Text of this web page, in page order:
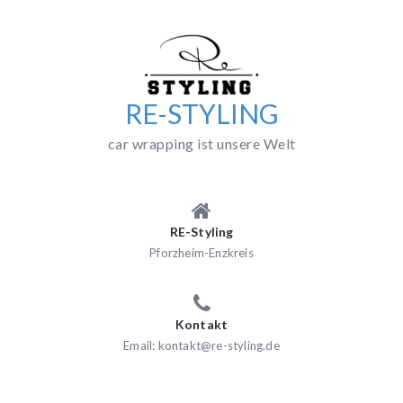
RE-STYLING
car wrapping ist unsere Welt
RE-Styling
Pforzheim-Enzkreis
Kontakt
Email: kontakt@re-styling.de